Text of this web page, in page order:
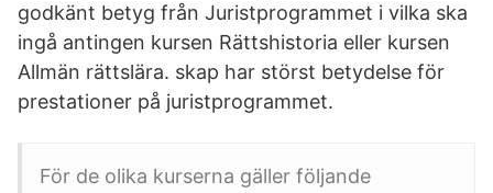
godkänt betyg från Juristprogrammet i vilka ska
ingå antingen kursen Rättshistoria eller kursen
Allmän rättslära. skap har störst betydelse för
prestationer på juristprogrammet.
För de olika kurserna gäller följande